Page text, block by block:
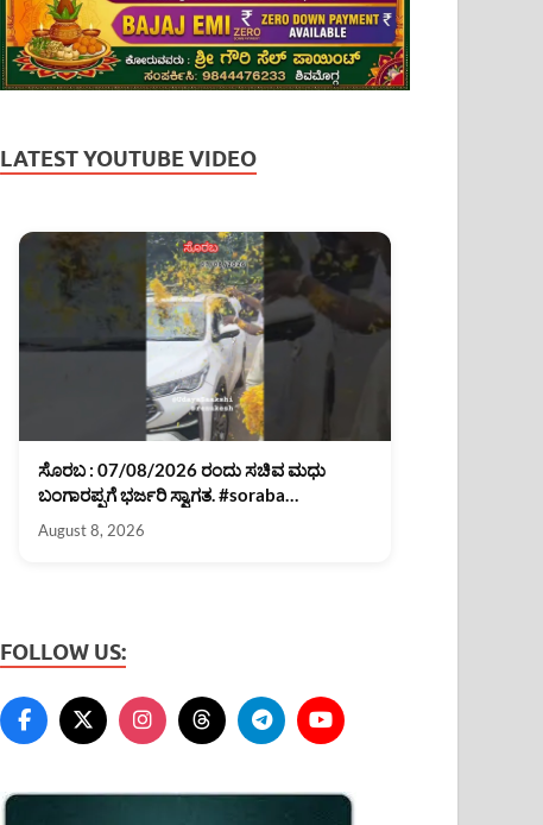
LATEST YOUTUBE VIDEO
ಸೊರಬ : 07/08/2026 ರಂದು ಸಚಿವ ಮಧು
ಬಂಗಾರಪ್ಪಗೆ ಭರ್ಜರಿ ಸ್ವಾಗತ. #soraba
August 8, 2026
FOLLOW US: